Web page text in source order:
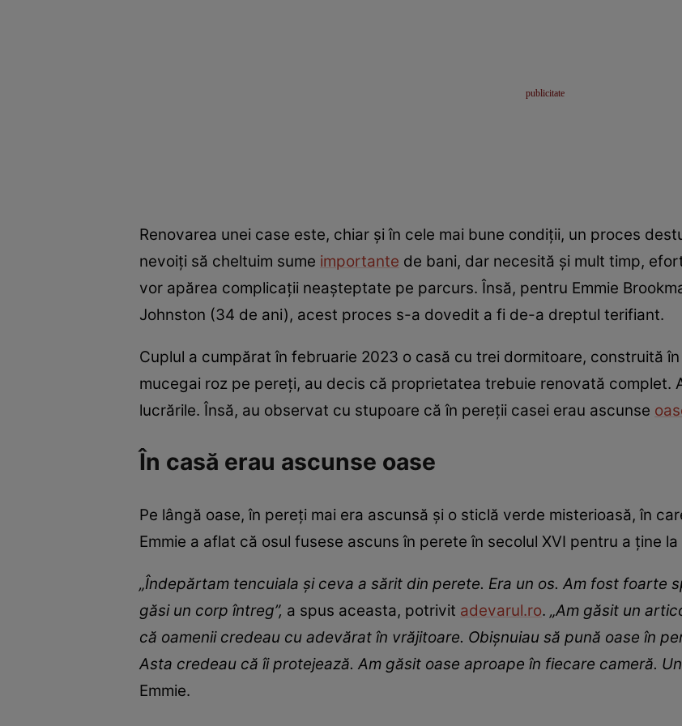
Renovarea unei case este, chiar și în cele mai bune condiții, un proces
nevoiți să cheltuim sume importante de bani, dar necesită și mult timp,
vor apărea complicații neașteptate pe parcurs. Însă, pentru Emmie
Johnston (34 de ani), acest proces s-a dovedit a fi de-a dreptul terifiant.
Cuplul a cumpărat în februarie 2023 o casă cu trei dormitoare, construită
mucegai roz pe pereți, au decis că proprietatea trebuie renovată complet.
lucrările. Însă, au observat cu stupoare că în pereții casei erau ascunse
În casă erau ascunse oase
Pe lângă oase, în pereți mai era ascunsă și o sticlă verde misterioasă, în
Emmie a aflat că osul fusese ascuns în perete în secolul XVI pentru a ține
„Îndepărtam tencuiala și ceva a sărit din perete. Era un os. Am fost foarte
găsi un corp întreg”, a spus aceasta, potrivit adevarul.ro. „Am găsit un
că oamenii credeau cu adevărat în vrăjitoare. Obișnuiau să pună oase în
Asta credeau că îi protejează. Am găsit oase aproape în fiecare cameră.
Emmie.